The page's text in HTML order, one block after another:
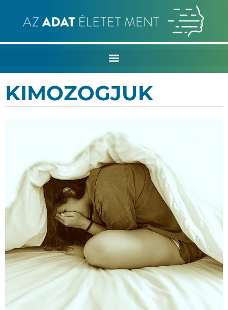
KIMOZOGJUK